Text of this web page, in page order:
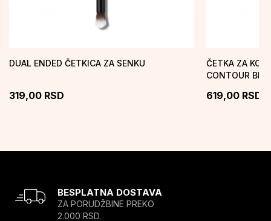
DUAL ENDED ČETKICA ZA SENKU
319,00 RSD
ČETKA ZA
CONTOUR
619,00 RSD
BESPLATNA DOSTAVA
ZA PORUDŽBINE PREKO
2.000 RSD.